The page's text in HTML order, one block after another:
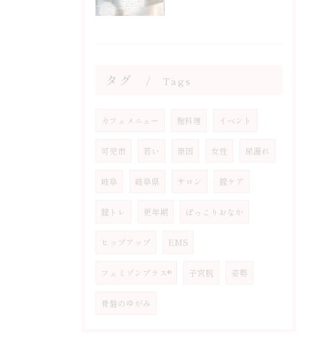
タグ Tags
カフェメニュー 麹料理 イベント
可児市 若い 原因 女性 尿漏れ
岐阜 岐阜県 サロン 膣ケア
膣トレ 更年期 ぽっこりおなか
ヒップアップ EMS
フェミゾンプラス® 子宮脱 姿勢
骨盤のゆがみ